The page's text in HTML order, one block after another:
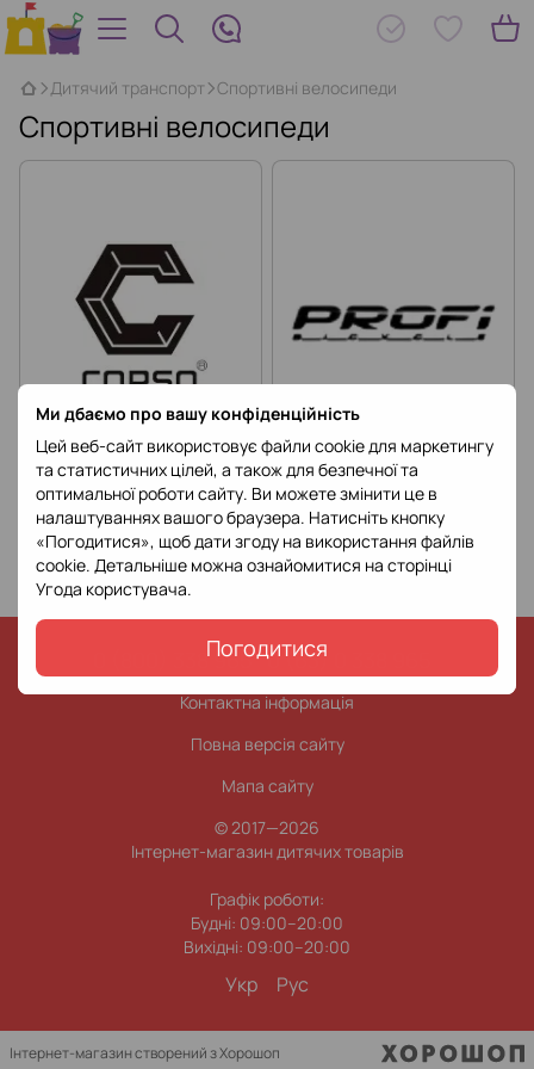
Ми дбаємо про вашу конфіденційність
Цей веб-сайт використовує файли cookie для маркетингу
та статистичних цілей, а також для безпечної та
оптимальної роботи сайту. Ви можете змінити це в
налаштуваннях вашого браузера. Натисніть кнопку
«Погодитися», щоб дати згоду на використання файлів
cookie. Детальніше можна ознайомитися на сторінці
Угода користувача.
Погодитися
Дитячий транспорт Спортивні велосипеди
Спортивні велосипеди
Спортивні велосипеди Corso Спортивні велосипеди Profi
0 (800) 338 965 0 (63) 0 338 965
Контактна інформація
Повна версія сайту
Мапа сайту
© 2017—2026
Інтернет-магазин дитячих товарів
Графік роботи:
Будні: 09:00–20:00
Вихідні: 09:00–20:00
Укр Рус
Інтернет-магазин створений з Хорошоп